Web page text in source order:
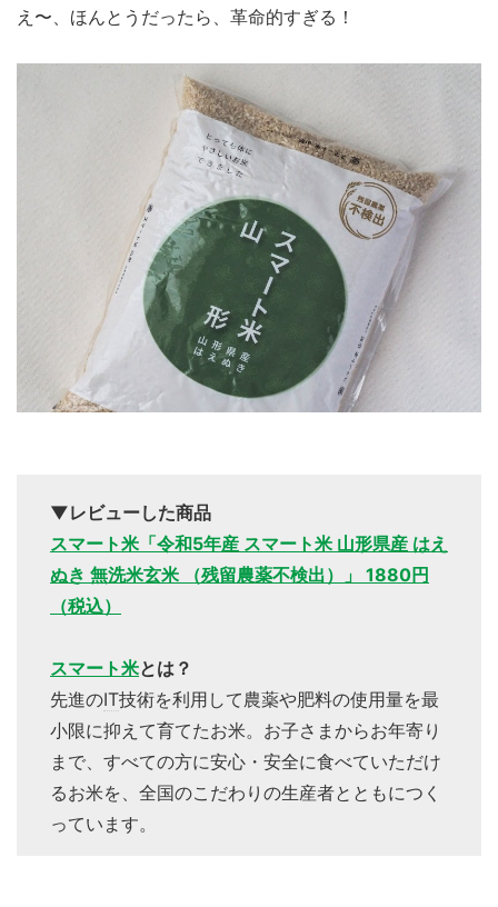
え〜、ほんとうだったら、革命的すぎる！
▼レビューした商品
スマート米「令和5年産 スマート米 山形県産 はえ
ぬき 無洗米玄米 （残留農薬不検出）」 1880円
（税込）
スマート米とは？
先進のIT技術を利用して農薬や肥料の使用量を最
小限に抑えて育てたお米。お子さまからお年寄り
まで、すべての方に安心・安全に食べていただけ
るお米を、全国のこだわりの生産者とともにつく
っています。